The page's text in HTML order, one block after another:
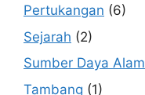
Pertukangan (6)
Sejarah (2)
Sumber Daya Alam
Tambang (1)